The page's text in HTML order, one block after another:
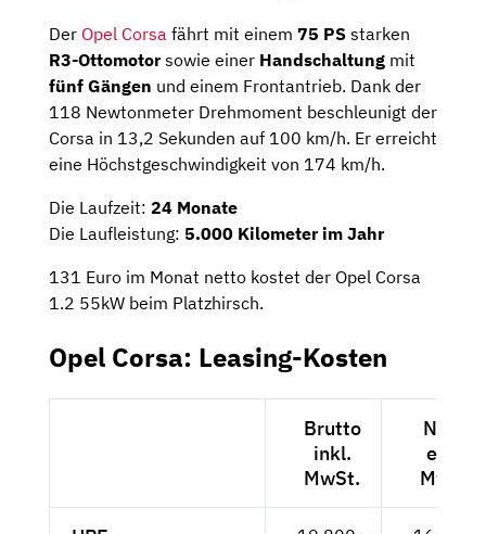
Der Opel Corsa fährt mit einem 75 PS starken
R3-Ottomotorsowie einer Handschaltung mit
fünf Gängen und einem Frontantrieb. Dank der
118 Newtonmeter Drehmoment beschleunigt der
Corsa in 13,2 Sekunden auf 100 km/h. Er erreicht
eine Höchstgeschwindigkeit von 174 km/h.
Die Laufzeit: 24 Monate
Die Laufleistung: 5.000 Kilometer im Jahr
131 Euro im Monat netto kostet der Opel Corsa
1.2 55kW beim Platzhirsch.
Opel Corsa: Leasing-Kosten
Brutto
inkl.
MwSt.
Netto
exkl.
MwSt.